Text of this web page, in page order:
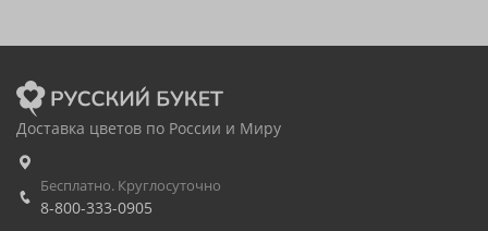
Доставка цветов по России и Миру
Бесплатно. Круглосуточно
8-800-333-0905